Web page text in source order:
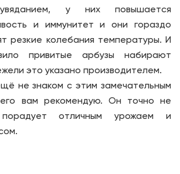
у них повышается
и иммунитет и они гораздо
резкие колебания температуры. И
привитые арбузы набирают
это указано производителем.
не знаком с этим замечательным
вам рекомендую. Он точно не
отличным урожаем и